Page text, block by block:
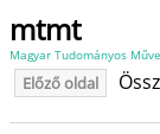
mtmt
Magyar Tudományos
Előző oldal